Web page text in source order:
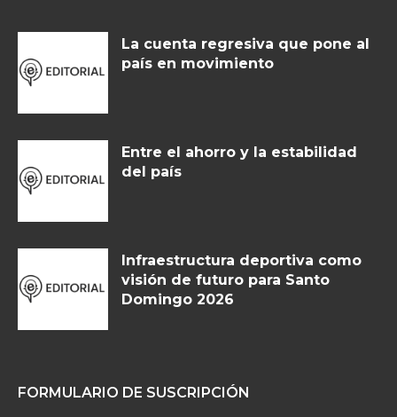
La cuenta regresiva que pone al
país en movimiento
Entre el ahorro y la estabilidad
del país
Infraestructura deportiva como
visión de futuro para Santo
Domingo 2026
FORMULARIO DE SUSCRIPCIÓN